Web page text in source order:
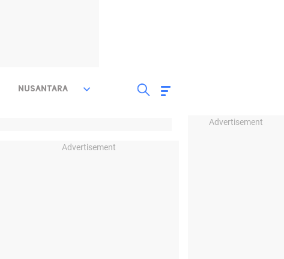
Advertisement
NUSANTARA
Advertisement